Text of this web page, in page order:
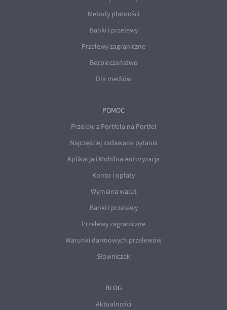
Metody płatności
Banki i przelewy
Przelewy zagraniczne
Bezpieczeństwo
Dla mediów
POMOC
Przelew z Portfela na Portfel
Najczęściej zadawane pytania
Aplikacja i Mobilna Autoryzacja
Konto i opłaty
Wymiana walut
Banki i przelewy
Przelewy zagraniczne
Warunki darmowych przelewów
Słowniczek
BLOG
Aktualności